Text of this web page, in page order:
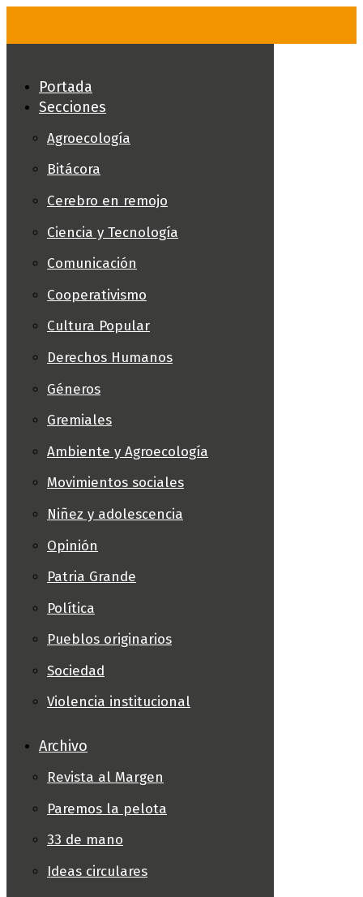
Portada
Secciones
Agroecología
Bitácora
Cerebro en remojo
Ciencia y Tecnología
Comunicación
Cooperativismo
Cultura Popular
Derechos Humanos
Géneros
Gremiales
Ambiente y Agroecología
Movimientos sociales
Niñez y adolescencia
Opinión
Patria Grande
Política
Pueblos originarios
Sociedad
Violencia institucional
Archivo
Revista al Margen
Paremos la pelota
33 de mano
Ideas circulares